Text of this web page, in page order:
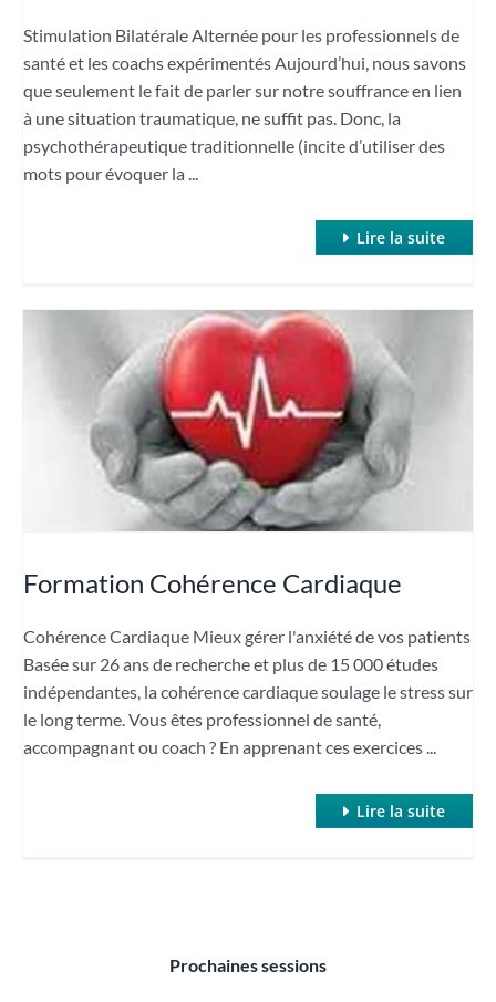
Stimulation Bilatérale Alternée pour les professionnels de
santé et les coachs expérimentés Aujourd’hui, nous savons
que seulement le fait de parler sur notre souffrance en lien
à une situation traumatique, ne suffit pas. Donc, la
psychothérapeutique traditionnelle (incite d’utiliser des
mots pour évoquer la ...
Lire la suite
Formation Cohérence Cardiaque
Cohérence Cardiaque Mieux gérer l'anxiété de vos patients
Basée sur 26 ans de recherche et plus de 15 000 études
indépendantes, la cohérence cardiaque soulage le stress sur
le long terme. Vous êtes professionnel de santé,
accompagnant ou coach ? En apprenant ces exercices ...
Lire la suite
Prochaines sessions